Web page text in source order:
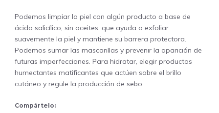
Podemos limpiar la piel con algún producto a base de
ácido salicílico, sin aceites, que ayuda a exfoliar
suavemente la piel y mantiene su barrera protectora.
Podemos sumar las mascarillas y prevenir la aparición de
futuras imperfecciones. Para hidratar, elegir productos
humectantes matificantes que actúen sobre el brillo
cutáneo y regule la producción de sebo.
Compártelo: